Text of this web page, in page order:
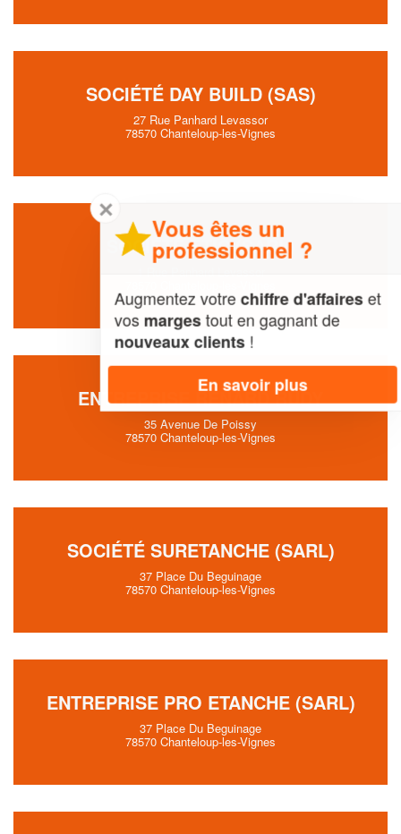
SOCIÉTÉ DAY BUILD (SAS)
27 Rue Panhard Levassor
78570 Chanteloup-les-Vignes
SOCIÉTÉ ETIC (SARL)
ENTREPRISE RENARD RUDY
35 Avenue De Poissy
78570 Chanteloup-les-Vignes
SOCIÉTÉ SURETANCHE (SARL)
37 Place Du Beguinage
78570 Chanteloup-les-Vignes
ENTREPRISE PRO ETANCHE (SARL)
37 Place Du Beguinage
78570 Chanteloup-les-Vignes
✕
Vous êtes un
professionnel ?
Augmentez votrechiffre d'affaireset
vos margestout en gagnant de
nouveaux clients!
En savoir plus